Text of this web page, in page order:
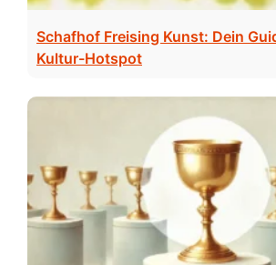
Schafhof Freising Kunst: Dein
Kultur-Hotspot